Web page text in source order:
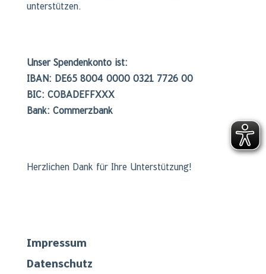
unterstützen.
Unser Spendenkonto ist:
IBAN: DE65 8004 0000 0321 7726 00
BIC: COBADEFFXXX
Bank: Commerzbank
Herzlichen Dank für Ihre Unterstützung!
Impressum
Datenschutz